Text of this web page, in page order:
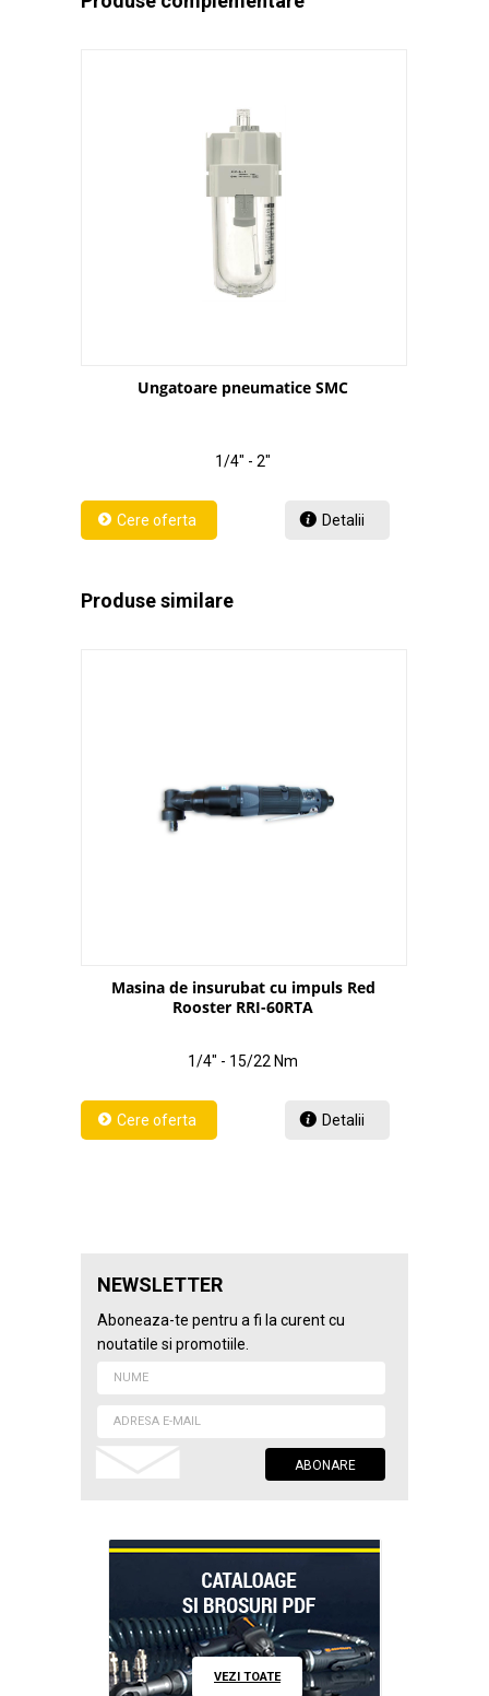
Ungatoare pneumatice SMC
1/4" - 2"
Detalii
Produse similare
Masina de insurubat cu impuls Red
Rooster RRI-60RTA
1/4" - 15/22 Nm
Detalii
NEWSLETTER
Aboneaza-te pentru a fi la curent cu
noutatile si promotiile.
VEZI TOATE